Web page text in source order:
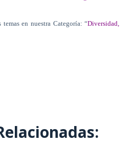
en nuestra Categoría: “Diversidad,